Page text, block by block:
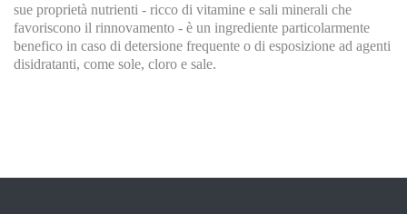
sue proprietà nutrienti - ricco di vitamine e sali minerali che
favoriscono il rinnovamento - è un ingrediente particolarmente
benefico in caso di detersione frequente o di esposizione ad agenti
disidratanti, come sole, cloro e sale.